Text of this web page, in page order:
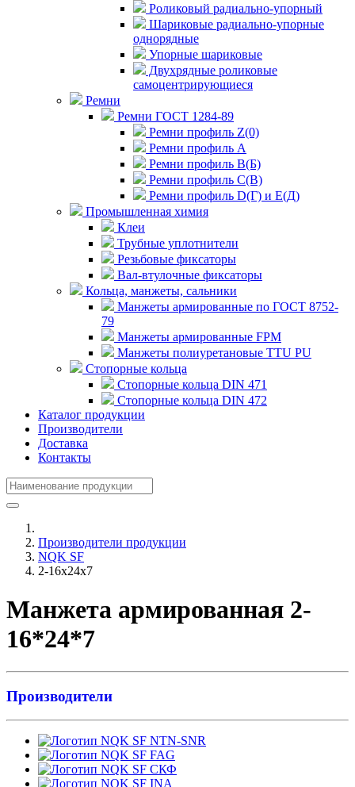
Роликовый радиально-упорный
Шариковые радиально-упорные
однорядные
Упорные шариковые
Двухрядные роликовые
самоцентрирующиеся
Ремни
Ремни ГОСТ 1284-89
Ремни профиль Z(0)
Ремни профиль А
Ремни профиль В(Б)
Ремни профиль С(В)
Ремни профиль D(Г) и E(Д)
Промышленная химия
Клеи
Трубные уплотнители
Резьбовые фиксаторы
Вал-втулочные фиксаторы
Кольца, манжеты, сальники
Манжеты армированные по ГОСТ 8752-
79
Манжеты армированные FPM
Манжеты полиуретановые TTU PU
Стопорные кольца
Стопорные кольца DIN 471
Стопорные кольца DIN 472
Каталог продукции
Производители
Доставка
Контакты
Производители продукции
NQK SF
2-16x24x7
Манжета армированная 2-
16*24*7
Производители
NTN-SNR
FAG
СКФ
INA